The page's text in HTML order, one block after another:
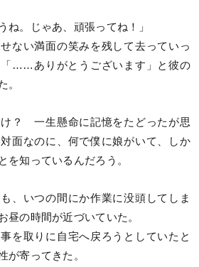
ね。じゃあ、頑張ってね！」
ない満面の笑みを残して去っていっ
「……ありがとうございます」と彼の
。
け？ 一生懸命に記憶をたどったが思
面なのに、何で僕に娘がいて、しか
を知っているんだろう。
、いつの間にか作業に没頭してしま
昼の時間が近づいていた。
を取りに自宅へ戻ろうとしていたと
が寄ってきた。